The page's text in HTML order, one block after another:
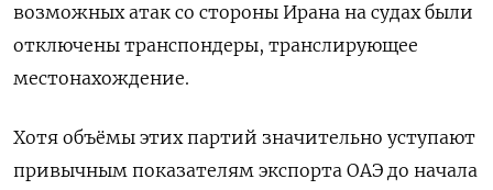
возможных атак со стороны Ирана на судах были
отключены транспондеры, транслирующее
местонахождение.
Хотя объёмы этих партий значительно уступают
привычным показателям экспорта ОАЭ до начала